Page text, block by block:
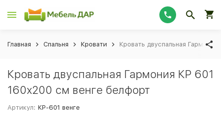
Главная Спальня Кровати Кровать двуспальная
Кровать двуспальная Гармония КР 601
160x200 см венге белфорт
Артикул: КР-601 венге